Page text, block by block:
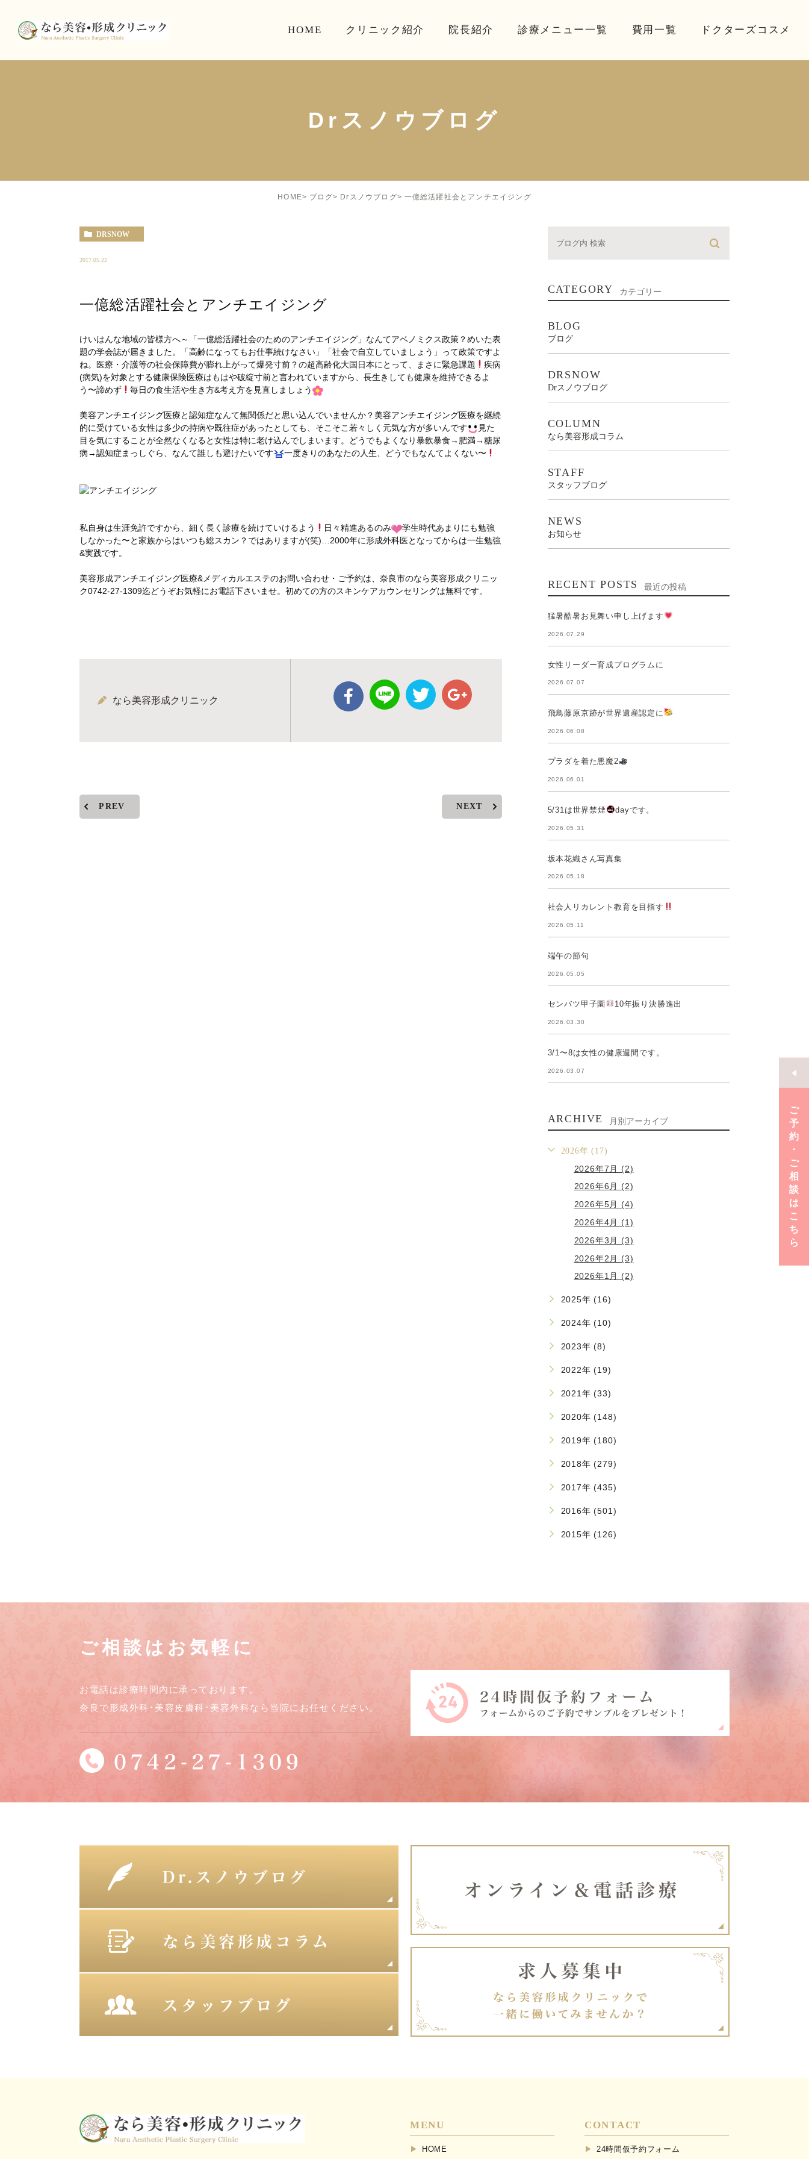
HOME クリニック紹介 院長紹介 診療メニュー一覧 費用一覧 ドクターズコスメ
ご
予
約
･
ご
相
談
は
こ
ち
ら
Drスノウブログ
HOME ブログ Drスノウブログ 一億総活躍社会とアンチエイジング
DRSNOW
2017.05.22
一億総活躍社会とアンチエイジング
けいはんな地域の皆様方へ～「一億総活躍社会のためのアンチエイジング」なんてアベノミクス政策？めいた表
題の学会誌が届きました。「高齢になってもお仕事続けなさい」「社会で自立していましょう」って政策ですよ
ね。医療・介護等の社会保障費が膨れ上がって爆発寸前？の超高齢化大国日本にとって、まさに緊急課題
疾病
(病気)を対象とする健康保険医療はもはや破綻寸前と言われていますから、長生きしても健康を維持できるよ
う〜諦めず
毎日の食生活や生き方&考え方を見直しましょう
美容アンチエイジング医療と認知症なんて無関係だと思い込んでいませんか？美容アンチエイジング医療を継続
的に受けている女性は多少の持病や既往症があったとしても、そこそこ若々しく元気な方が多いんです
見た
目を気にすることが全然なくなると女性は特に老け込んでしまいます。どうでもよくなり暴飲暴食→肥満→糖尿
病→認知症まっしぐら、なんて誰しも避けたいです
一度きりのあなたの人生、どうでもなんてよくない〜
私自身は生涯免許ですから、細く長く診療を続けていけるよう 日々精進あるのみ
学生時代あまりにも勉強
しなかった〜と家族からはいつも総スカン？ではありますが(笑)…2000年に形成外科医となってからは一生勉強
&実践です。
美容形成アンチエイジング医療&メディカルエステのお問い合わせ・ご予約は、奈良市のなら美容形成クリニッ
ク0742-27-1309迄どうぞお気軽にお電話下さいませ。初めての方のスキンケアカウンセリングは無料です。
なら美容形成クリニック
PREV NEXT
CATEGORY カテゴリー
BLOG
ブログ
DRSNOW
Drスノウブログ
COLUMN
なら美容形成コラム
STAFF
スタッフブログ
NEWS
お知らせ
RECENT POSTS 最近の投稿
猛暑酷暑お見舞い申し上げます
2026.07.29
女性リーダー育成プログラムに
2026.07.07
飛鳥藤原京跡が世界遺産認定に
2026.06.08
プラダを着た悪魔2
2026.06.01
5/31は世界禁煙 dayです。
2026.05.31
坂本花織さん写真集
2026.05.18
社会人リカレント教育を目指す
2026.05.11
端午の節句
2026.05.05
センバツ甲子園 10年振り決勝進出
2026.03.30
3/1〜8は女性の健康週間です。
2026.03.07
ARCHIVE 月別アーカイブ
2026年 (17)
2026年7月 (2)
2026年6月 (2)
2026年5月 (4)
2026年4月 (1)
2026年3月 (3)
2026年2月 (3)
2026年1月 (2)
2025年 (16)
2024年 (10)
2023年 (8)
2022年 (19)
2021年 (33)
2020年 (148)
2019年 (180)
2018年 (279)
2017年 (435)
2016年 (501)
2015年 (126)
ご相談はお気軽に
お電話は診療時間内に承っております。
奈良で形成外科･美容皮膚科･美容外科なら当院にお任せください。
MENU
HOME
CONTACT
24時間仮予約フォーム